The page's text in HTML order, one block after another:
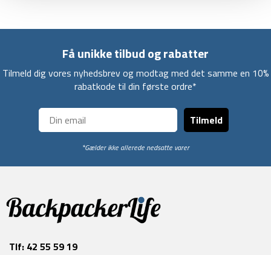
Få unikke tilbud og rabatter
Tilmeld dig vores nyhedsbrev og modtag med det samme en 10%
rabatkode til din første ordre*
Tilmeld
*Gælder ikke allerede nedsatte varer
Tlf: 42 55 59 19